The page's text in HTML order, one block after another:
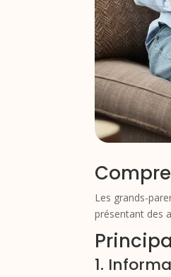
Les grands-
présentant des
1.